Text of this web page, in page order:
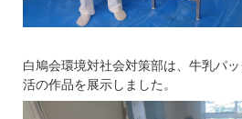
白鳩会環境対社会対策部は、牛乳パ
活の作品を展示しました。